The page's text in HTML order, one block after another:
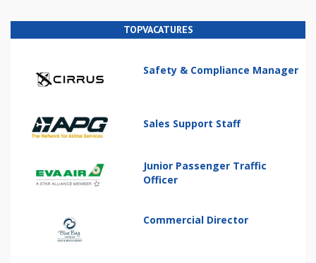
TOPVACATURES
Safety & Compliance Manager
Sales Support Staff
Junior Passenger Traffic
Officer
Commercial Director